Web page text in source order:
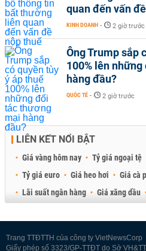
quan đến vấn
KINH DOANH - 2 giờ trước
Ông Trump sắp
100% lên
hàng đầu?
QUỐC TẾ - 2 giờ trước
LIÊN KẾT NỔI BẬT
Giá vàng hôm nay Tỷ giá ngoại tệ
Tỷ giá euro
Giá heo hơi Giá cà
Lãi suất ngân hàng
Giá xăng dầu
Trang TTĐTTH của công ty VietNewsCorp
Giấy phép số 3323/GP-TTĐT do Sở